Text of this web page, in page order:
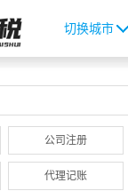
切换城市
公司注册
代理记账